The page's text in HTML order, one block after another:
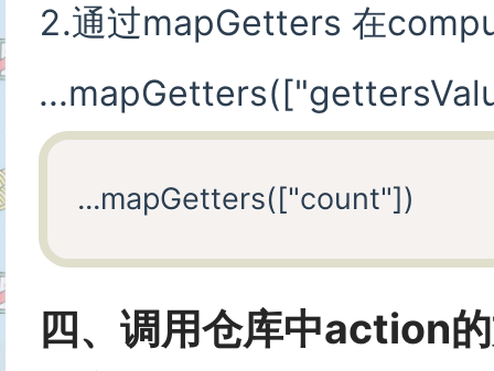
2.通过mapGetters 在
四、调用仓库中action